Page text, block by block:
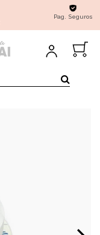
Pag. Seguros